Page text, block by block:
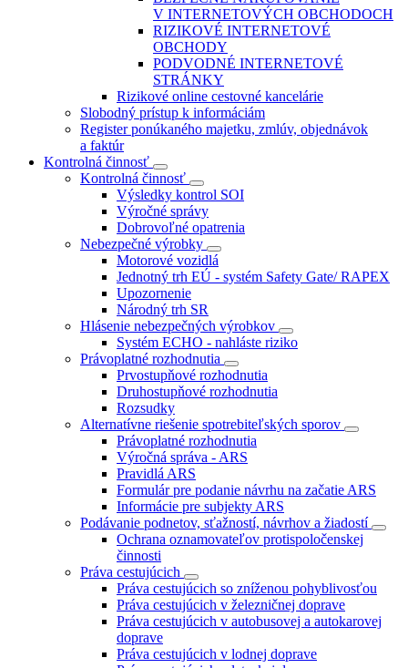
V INTERNETOVÝCH OBCHODOCH
RIZIKOVÉ INTERNETOVÉ
OBCHODY
PODVODNÉ INTERNETOVÉ
STRÁNKY
Rizikové online cestovné kancelárie
Slobodný prístup k informáciám
Register ponúkaného majetku, zmlúv, objednávok
a faktúr
Kontrolná činnosť
Kontrolná činnosť
Výsledky kontrol SOI
Výročné správy
Dobrovoľné opatrenia
Nebezpečné výrobky
Motorové vozidlá
Jednotný trh EÚ - systém Safety Gate/ RAPEX
Upozornenie
Národný trh SR
Hlásenie nebezpečných výrobkov
Systém ECHO - nahláste riziko
Právoplatné rozhodnutia
Prvostupňové rozhodnutia
Druhostupňové rozhodnutia
Rozsudky
Alternatívne riešenie spotrebiteľských sporov
Právoplatné rozhodnutia
Výročná správa - ARS
Pravidlá ARS
Formulár pre podanie návrhu na začatie ARS
Informácie pre subjekty ARS
Podávanie podnetov, sťažností, návrhov a žiadostí
Ochrana oznamovateľov protispoločenskej
činnosti
Práva cestujúcich
Práva cestujúcich so zníženou pohyblivosťou
Práva cestujúcich v železničnej doprave
Práva cestujúcich v autobusovej a autokarovej
doprave
Práva cestujúcich v lodnej doprave